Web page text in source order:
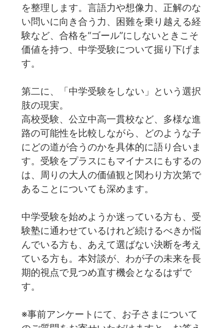
を整理します。言語力や想像力、正解のな
い問いに向き合う力、困難を乗り越える経
験など、合格を“ゴール”にしないときこそ
価値を持つ、中学受験について掘り下げま
す。
第二に、「中学受験をしない」という選択
肢の現実。
高校受験、公立中高一貫校など、多様な進
路の可能性を比較しながら、どのような子
にどの道が合うのかを具体的に語り合いま
す。受験をプラスにもマイナスにもするの
は、周りの大人の価値観と関わり方次第で
あることについても深めます。
中学受験を始めようか迷っている方も、受
験塾に通わせているけれど続けるべきか悩
んでいる方も、あえて選ばない決断を考え
ている方も。本対談が、わが子の未来を長
期的視点で見つめ直す機会となるはずで
す。
※事前アンケートにて、お子さまについて